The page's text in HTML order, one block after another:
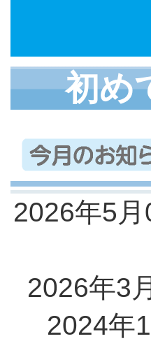
初め
2026年5
2026年3
2024年